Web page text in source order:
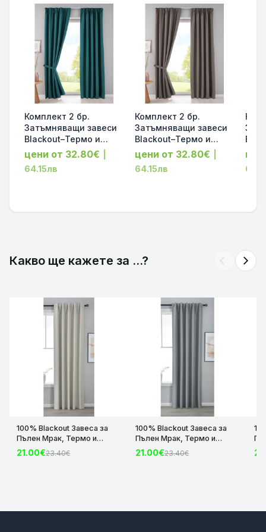
Комплект 2 бр.
Затъмняващи завеси
Blackout–Термо и
Шумоизолиращи, Цвят
Петрол, височина
160/225/245см,
цени от 32.80€
64.15лв
Комплект 2 бр.
Затъмняващи завеси
Blackout–Термо и
Шумоизолиращи, Цвят
Таупе, височина
160/225/245см,
цени от 32.80€
64.15лв
Какво ще кажете за ...? arrow_back_ios arrow_forward_ios
100% Blackout Завеса за
Пълен Мрак, Термо и
Шумоизолираща с коланче
цвят Крем, 175х140 и
21.00€23.40€
100% Blackout Завеса за
Пълен Мрак, Термо и
Шумоизолираща с коланче
цвят Сив, 175х140 и
21.00€23.40€